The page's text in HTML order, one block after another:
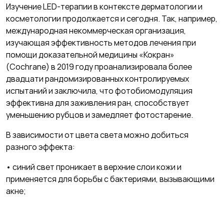
Изучение LED-терапии в контексте дерматологии и
косметологии продолжается и сегодня. Так, например,
международная некоммерческая организация,
изучающая эффективность методов лечения при
помощи доказательной медицины «Кокран»
(Cochrane) в 2019 году проанализировала более
двадцати рандомизированных контролируемых
испытаний и заключила, что фотобиомодуляция
эффективна для заживления ран, способствует
уменьшению рубцов и замедляет фотостарение.
В зависимости от цвета света можно добиться
разного эффекта:
• синий свет проникает в верхние слои кожи и
применяется для борьбы с бактериями, вызывающими
акне;